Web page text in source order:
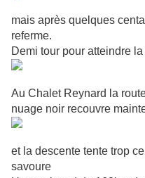
mais après quelques
referme.
Demi tour pour atteindre la
Au Chalet Reynard la
nuage noir recouvre
et la descente tente trop
savoure